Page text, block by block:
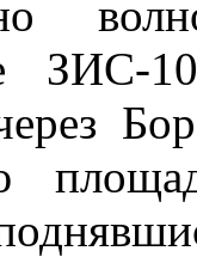
ЗИС-